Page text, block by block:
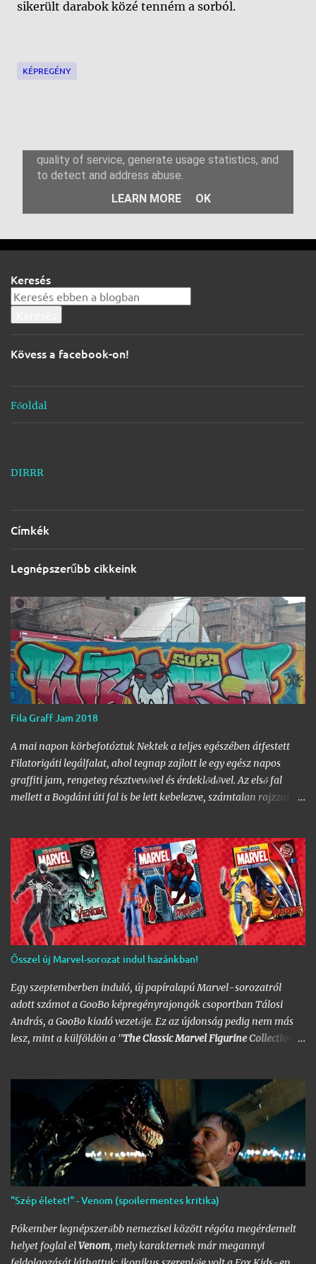
sikerült darabok közé tenném a sorból.
KÉPREGÉNY
g
e
y
z
s
k
Keresés
Kövess a facebook-on!
Főoldal
DIRRR
Címkék
Legnépszerűbb cikkeink
Fila Graff Jam 2018
A mai napon körbefotóztuk Nektek a teljes egészében átfestett
Filatorigáti legálfalat, ahol tegnap zajlott le egy egész napos
graffiti jam, rengeteg résztvevővel és érdeklődővel. Az első fal
mellett a Bogdáni úti fal is be lett kebelezve, számtalan rajzzal, és
graffiti jam rajzaival!
Ősszel új Marvel-sorozat indul hazánkban!
Egy szeptemberben induló, új papíralapú Marvel-sorozatról
adott számot a GooBo képregényrajongók csoportban Tálosi
András, a GooBo kiadó vezetője. Ez az újdonság pedig nem más
lesz, mint a külföldön a "The Classic Marvel Figurine Collection
"
életpályájáról, egy róla mintázott ólomfigurával együtt.
Hazánkban már volt hasonló kaliberű próbálkozás a DC
figurákkal, de az a kísérlet hamar kudarcba fulladt, és kaszálták
a sorozatot. A kiadó ezúttal is az Eaglemoss lesz, a megjelenésre
pedig már nem is kell olyan sokat várnunk, alig néhány hét
múlva már a polcunkon tudhatjuk az első darabot. Az eredeti
sorozat 200 számot élt meg, ami azért nem kevés figurát jelent;
lehet készíteni hozzá az üres polcokat, melyek átrendezése már
így is folyamatosan borsot tör a képregényrajongók orra alá,
hála a Nagy DC- ésMarvel-Képregénygyűjteményegyre
nagyobb helyet igénylő …
"Szép életet!" - Venom (spoilermentes kritika)
Pókember legnépszerűbb nemezisei között régóta megérdemelt
helyet foglal elVenom, mely karakternek már megannyi